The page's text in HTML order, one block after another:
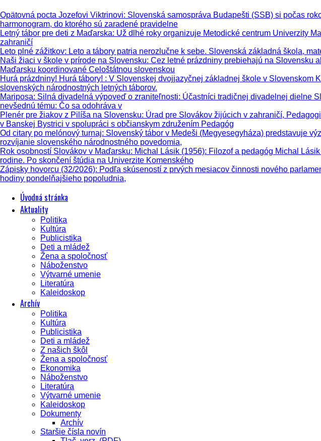
Opätovná pocta Jozefovi Viktrinovi: Slovenská samospráva Budapešti (SSB) si počas
harmonogram, do ktorého sú zaradené pravidelne
Letný tábor pre deti z Maďarska: Už dlhé roky organizuje Metodické centrum Univerzity
zahraničí
Leto plné zážitkov: Leto a tábory patria nerozlučne k sebe. Slovenská základná škola,
Naši žiaci v škole v prírode na Slovensku: Cez letné prázdniny prebiehajú na Slovensku
Maďarsku koordinované Celoštátnou slovenskou
Hurá prázdniny! Hurá tábory! : V Slovenskej dvojjazyčnej základnej škole v Slovenskom
slovenských národnostných letných táborov.
Mariposa: Silná divadelná výpoveď o zraniteľnosti: Účastníci tradičnej divadelnej dielne
nevšednú tému: Čo sa odohráva v
Plenér pre žiakov z Pilíša na Slovensku: Úrad pre Slovákov žijúcich v zahraničí,
v Banskej Bystrici v spolupráci s občianskym združením Pedagóg
Od citary po melónový turnaj: Slovenský tábor v Medeši (Megyesegyháza) predstavuje
rozvíjanie slovenského národnostného povedomia,
Rok osobností Slovákov v Maďarsku: Michal Lásik (1956): Filozof a pedagóg Michal
rodine. Po skončení štúdia na Univerzite Komenského
Zápisky hovorcu (32/2026): Podľa skúseností z prvých mesiacov činnosti nového
hodiny pondelňajšieho popoludnia,
Úvodná stránka
Aktuality
Politika
Kultúra
Publicistika
Deti a mládež
Žena a spoločnosť
Náboženstvo
Výtvarné umenie
Literatúra
Kaleidoskop
Archív
Politika
Kultúra
Publicistika
Deti a mládež
Z našich škôl
Žena a spoločnosť
Ekonomika
Náboženstvo
Literatúra
Výtvarné umenie
Kaleidoskop
Dokumenty
Archív
Staršie čísla novín